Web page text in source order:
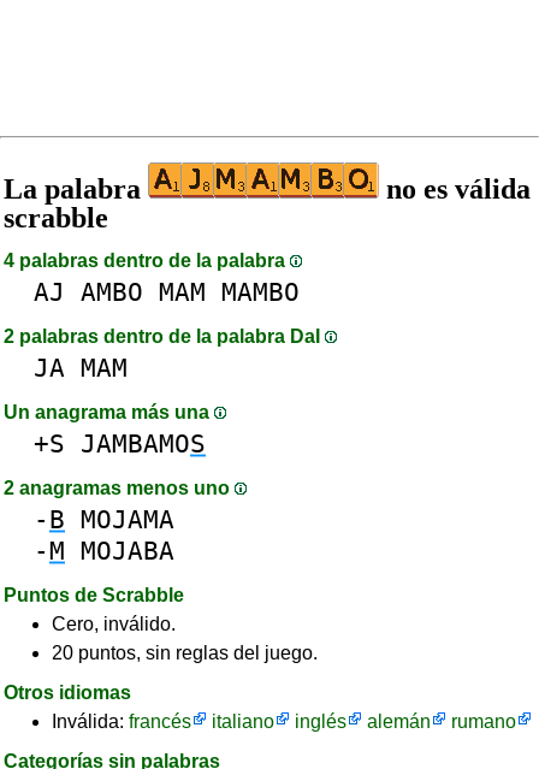
La palabra
no es válida
scrabble
4 palabras dentro de la palabra
AJ AMBO MAM MAMBO
2 palabras dentro de la palabra DaI
JA MAM
Un anagrama más una
+S JAMBAMOS
2 anagramas menos uno
- B MOJAMA
-M MOJABA
Puntos de Scrabble
Cero, inválido.
20 puntos, sin reglas del juego.
Otros idiomas
Inválida: francés italiano inglés alemán
rumano
Categorías sin palabras